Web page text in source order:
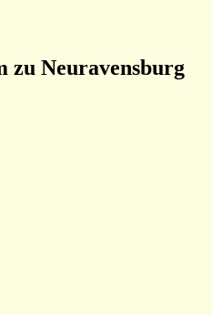
zu Neuravensburg